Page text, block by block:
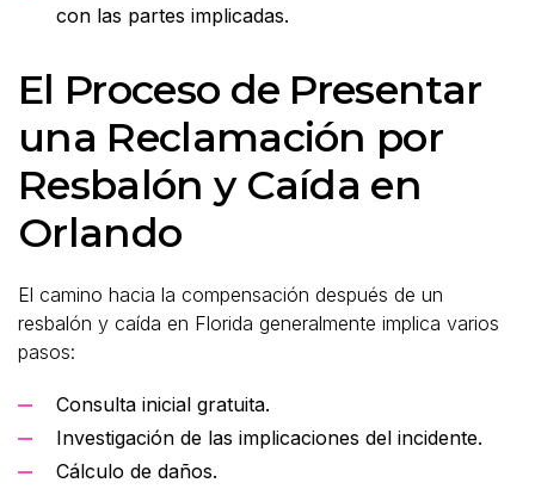
con las partes implicadas.
El Proceso de Presentar
una Reclamación por
Resbalón y Caída en
Orlando
El camino hacia la compensación después de un
resbalón y caída en Florida generalmente implica varios
pasos:
Consulta inicial gratuita.
Investigación de las implicaciones del incidente.
Cálculo de daños.